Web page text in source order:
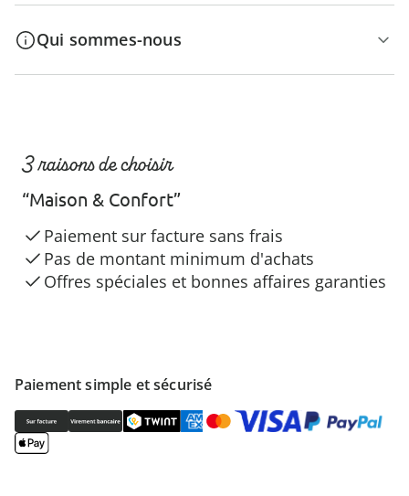
Qui sommes-nous
Paiement simple et sécurisé
3 raisons de choisir
“Maison & Confort”
Paiement sur facture sans frais
Pas de montant minimum d'achats
Offres spéciales et bonnes affaires garanties